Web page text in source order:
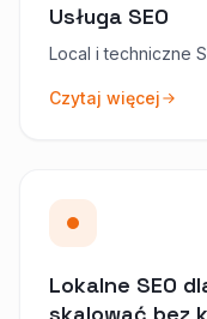
Usługa SEO
Local i techniczne
Czytaj więcej
Lokalne SEO
skalować bez